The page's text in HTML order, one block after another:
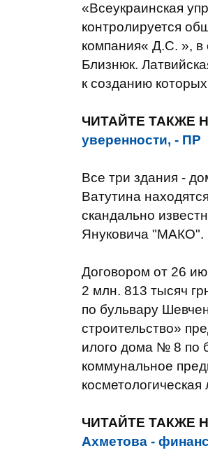
«Всеукраинская
контролируется
компания« Д.С. », в
Близнюк.
к созданию
ЧИТАЙТЕ ТАКЖЕ
уверенности, - ПР
Все три здания -
Ватутина
скандально
Януковича "МАКО".
Договором от 26
2 млн. 813 тысяч
по бульвару
строительство»
илого дома № 8 по
коммунальное
ЧИТАЙТЕ ТАКЖЕ
Ахметова -